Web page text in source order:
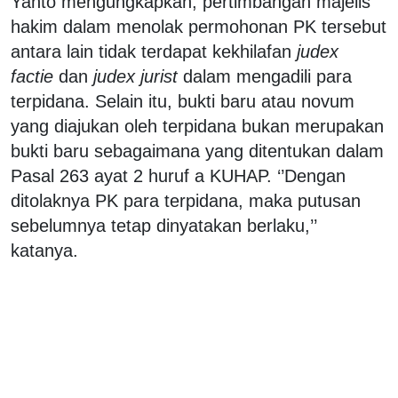
hakim dalam menolak permohonan PK tersebut
antara lain tidak terdapat kekhilafan judex
factie dan judex juristdalam mengadili para
terpidana. Selain itu, bukti baru atau novum
yang diajukan oleh terpidana bukan merupakan
bukti baru sebagaimana yang ditentukan dalam
Pasal 263 ayat 2 huruf a KUHAP. ‘’Dengan
ditolaknya PK para terpidana, maka putusan
sebelumnya tetap dinyatakan berlaku,’’
katanya.